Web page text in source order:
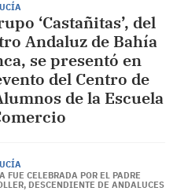
‘Castañitas’, del
Andaluz de Bahía
se presentó en
del Centro de
de la Escuela
FUE CELEBRADA POR EL PADRE
DESCENDIENTE DE ANDALUCES